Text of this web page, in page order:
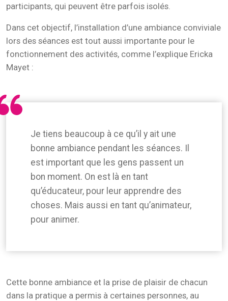
participants, qui peuvent être parfois isolés.
Dans cet objectif, l’installation d’une ambiance conviviale
lors des séances est tout aussi importante pour le
fonctionnement des activités, comme l’explique Ericka
Mayet :
Je tiens beaucoup à ce qu’il y ait une
bonne ambiance pendant les séances. Il
est important que les gens passent un
bon moment. On est là en tant
qu’éducateur, pour leur apprendre des
choses. Mais aussi en tant qu’animateur,
pour animer.
Cette bonne ambiance et la prise de plaisir de chacun
dans la pratique a permis à certaines personnes, au